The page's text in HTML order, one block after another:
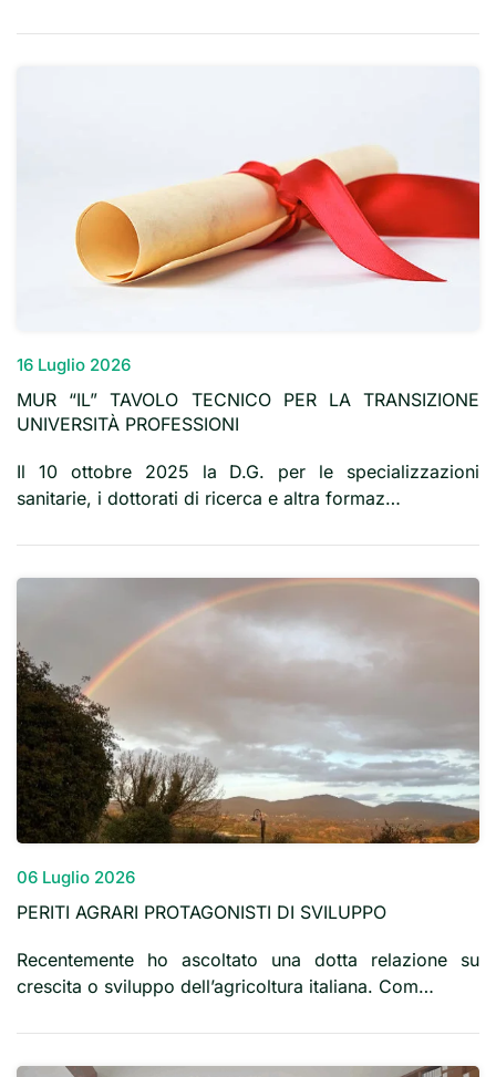
16 Luglio 2026
MUR “IL” TAVOLO TECNICO PER LA TRANSIZIONE
UNIVERSITÀ PROFESSIONI
Il 10 ottobre 2025 la D.G. per le specializzazioni
sanitarie, i dottorati di ricerca e altra formaz…
06 Luglio 2026
PERITI AGRARI PROTAGONISTI DI SVILUPPO
Recentemente ho ascoltato una dotta relazione su
crescita o sviluppo dell’agricoltura italiana. Com…